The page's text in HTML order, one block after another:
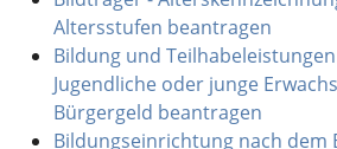
Altersstufen beantragen
Bildung und
Jugendliche oder junge
Bürgergeld beantragen
Bildungseinrichtung nach dem